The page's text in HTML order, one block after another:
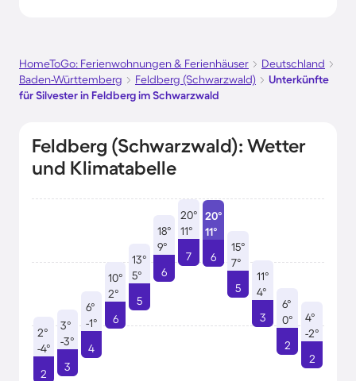
HomeToGo: Ferienwohnungen & Ferienhäuser
Deutschland
Baden-Württemberg
Feldberg (Schwarzwald)
Unterkünfte
für Silvester in Feldberg im Schwarzwald
Feldberg (Schwarzwald): Wetter
und Klimatabelle
2°
-4°
2
3°
-3°
3
6°
-1°
4
10°
2°
6
13°
5°
5
18°
9°
6
20°
11°
7
20°
11°
6
15°
7°
5
11°
4°
3
6°
0°
2
4°
-2°
2